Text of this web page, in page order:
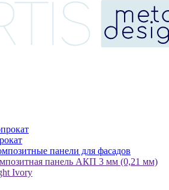
панели для фасадов
панель АКП 3 мм (0,21 мм)
Ivory